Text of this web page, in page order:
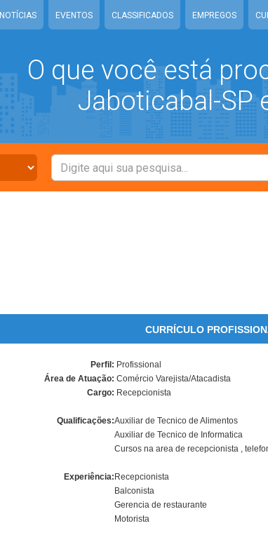
NOTÍCIAS EVENTOS CLASSIFICADOS EMPREGOS
O que você está
Jaboticabal-SP
CURRÍCULO
Perfil: Profissional
Área de Atuação: Comércio Varejista/Atacadista
Cargo: Recepcionista
Qualificações:Auxiliar de Tecnico de Alimentos
Auxiliar de Tecnico de Informatica
Cursos na area de recepcionista ,
Experiência: Recepcionista
Balconista
Gerencia de restaurante
Motorista